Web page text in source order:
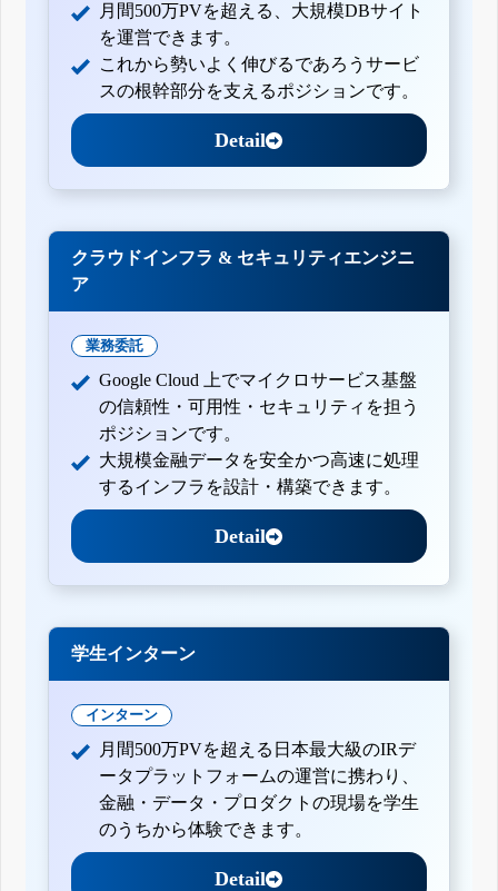
月間500万PVを超える、大規模DBサイト
を運営できます。
これから勢いよく伸びるであろうサービ
スの根幹部分を支えるポジションです。
Detail
クラウドインフラ & セキュリティエンジニ
ア
業務委託
Google Cloud 上でマイクロサービス基盤
の信頼性・可用性・セキュリティを担う
ポジションです。
大規模金融データを安全かつ高速に処理
するインフラを設計・構築できます。
Detail
学生インターン
インターン
月間500万PVを超える日本最大級のIRデ
ータプラットフォームの運営に携わり、
金融・データ・プロダクトの現場を学生
のうちから体験できます。
Detail